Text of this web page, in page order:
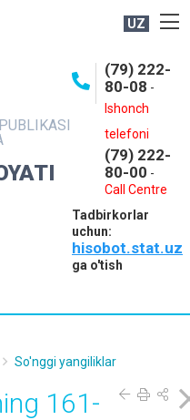
UZ
(79) 222-
80-08 -
Ishonch
telefoni
(79) 222-
80-00 -
Call Centre
Tadbirkorlar
uchun:
hisobot.stat.uz
ga o'tish
So'nggi yangiliklar
161-